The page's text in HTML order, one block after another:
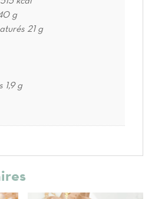
g
21 g
1,9 g